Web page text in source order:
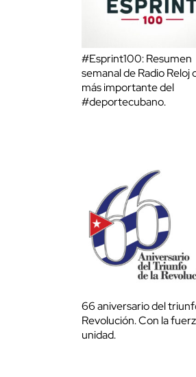
#Esprint100: Resumen
semanal de Radio Reloj
más importante del
#deportecubano.
66 aniversario del
Revolución. Con la
unidad.